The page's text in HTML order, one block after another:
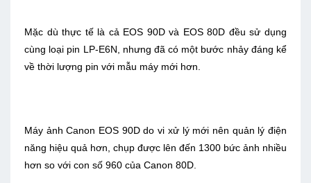
Mặc dù thực tế là cả EOS 90D và EOS 80D đều sử dụng
cùng loại pin LP-E6N, nhưng đã có một bước nhảy đáng kể
về thời lượng pin với mẫu máy mới hơn.
Máy ảnh Canon EOS 90D do vi xử lý mới nên quản lý điện
năng hiệu quả hơn, chụp được lên đến 1300 bức ảnh nhiều
hơn so với con số 960 của Canon 80D.